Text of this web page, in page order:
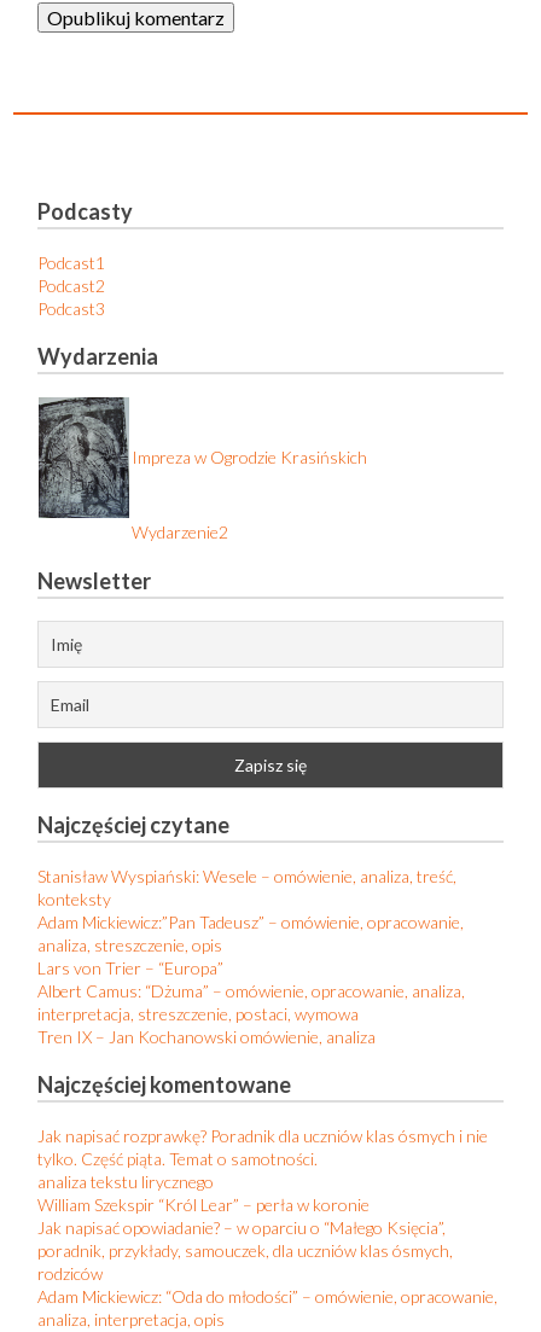
Podcasty
Podcast1
Podcast2
Podcast3
Wydarzenia
Impreza w Ogrodzie Krasińskich
Wydarzenie2
Newsletter
Najczęściej czytane
Stanisław Wyspiański: Wesele – omówienie, analiza, treść,
konteksty
Adam Mickiewicz:”Pan Tadeusz” – omówienie, opracowanie,
analiza, streszczenie, opis
Lars von Trier – “Europa”
Albert Camus: “Dżuma” – omówienie, opracowanie, analiza,
interpretacja, streszczenie, postaci, wymowa
Tren IX – Jan Kochanowski omówienie, analiza
Najczęściej komentowane
Jak napisać rozprawkę? Poradnik dla uczniów klas ósmych i nie
tylko. Część piąta. Temat o samotności.
analiza tekstu lirycznego
William Szekspir “Król Lear” – perła w koronie
Jak napisać opowiadanie? – w oparciu o “Małego Księcia”,
poradnik, przykłady, samouczek, dla uczniów klas ósmych,
rodziców
Adam Mickiewicz: “Oda do młodości” – omówienie, opracowanie,
analiza, interpretacja, opis